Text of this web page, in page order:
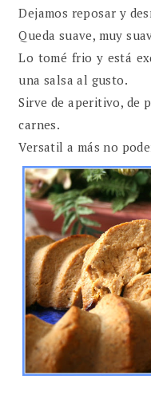
Dejamos reposar y
Queda suave, muy
Lo tomé frio y está
una salsa al gusto.
Sirve de aperitivo, de
carnes.
Versatil a más no